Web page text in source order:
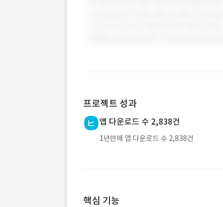
프로젝트 성과
앱 다운로드 수 2,838건
1년만에 앱 다운로드 수 2,838건
핵심 기능